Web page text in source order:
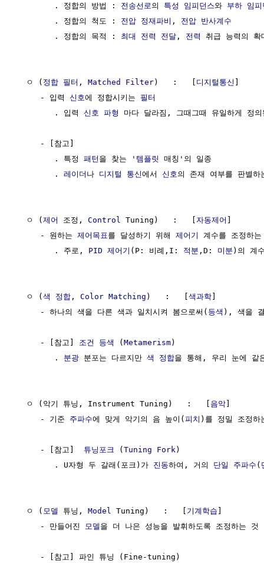
        . 정합의 방법 :
전송선로 의 특성 임피던스와 부하 임
        . 정합의 척도 :
전압 정재파비 , 전압 반사계수
        . 정합의 목적 :
최대 전력 전달 , 전력 취급 능력의
  ㅇ (
정합 필터 , Matched Filter)   :   [ 디지털통신 ]
     - 입력
신호에 정합시키는 필터
        . 입력
신호 파형 마다 달라짐, 그때그때 유일하게 정의
     - [참고]
        . 특정
패턴 을 찾는 ' 템플릿
매칭'의 일종
        .
레이더 나 디지털 통신에서 신호의 존재 여부를 판별하
  ㅇ (
제어 조정, Control Tuning)   :   [자동제어 ]
     - 원하는
제어목표를 달성하기 위해 제어기
계수를 조정하
        . 주로,
PID 제어기 (P: 비례,I: 적분 ,D: 미분 )의 계
  ㅇ (
색 정합 , Color Matching )   :   [색과학]
     - 하나의 색을 다른 색과 일치시켜 봄으로써(
등색 ), 색을
     - [참고]
조건 등색 (Metamerism)
        .
분광 분포는 다르지만 색 정합을 통해, 우리 눈에 같
  ㅇ (악기 튜닝, Instrument Tuning)   :   [
음악]
     - 기준
주파수에 맞게 악기의 음 높이(피치 )를 정밀 조정하
     - [참고]
튜닝포크 (Tuning Fork )
        . U자형 두 갈래(포크)가
진동하여, 거의 단일 주파수 (
  ㅇ (
모델 튜닝, Model Tuning)   :   [ 기계학습 ]
     - 만들어진
모델 을 더 나은 성능을 발휘하도록 조정하는 것
     - [참고] 파인 튜닝 (Fine-tuning)